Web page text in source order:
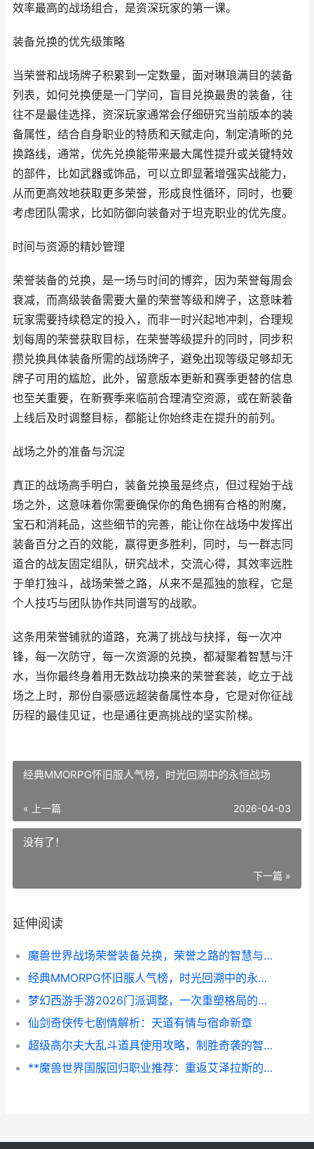
效率最高的战场组合，是资深玩家的第一课。
装备兑换的优先级策略
当荣誉和战场牌子积累到一定数量，面对琳琅满目的装备
列表，如何兑换便是一门学问，盲目兑换最贵的装备，往
往不是最佳选择，资深玩家通常会仔细研究当前版本的装
备属性，结合自身职业的特质和天赋走向，制定清晰的兑
换路线，通常，优先兑换能带来最大属性提升或关键特效
的部件，比如武器或饰品，可以立即显著增强实战能力，
从而更高效地获取更多荣誉，形成良性循环，同时，也要
考虑团队需求，比如防御向装备对于坦克职业的优先度。
时间与资源的精妙管理
荣誉装备的兑换，是一场与时间的博弈，因为荣誉每周会
衰减，而高级装备需要大量的荣誉等级和牌子，这意味着
玩家需要持续稳定的投入，而非一时兴起地冲刺，合理规
划每周的荣誉获取目标，在荣誉等级提升的同时，同步积
攒兑换具体装备所需的战场牌子，避免出现等级足够却无
牌子可用的尴尬，此外，留意版本更新和赛季更替的信息
也至关重要，在新赛季来临前合理清空资源，或在新装备
上线后及时调整目标，都能让你始终走在提升的前列。
战场之外的准备与沉淀
真正的战场高手明白，装备兑换虽是终点，但过程始于战
场之外，这意味着你需要确保你的角色拥有合格的附魔，
宝石和消耗品，这些细节的完善，能让你在战场中发挥出
装备百分之百的效能，赢得更多胜利，同时，与一群志同
道合的战友固定组队，研究战术，交流心得，其效率远胜
于单打独斗，战场荣誉之路，从来不是孤独的旅程，它是
个人技巧与团队协作共同谱写的战歌。
这条用荣誉铺就的道路，充满了挑战与抉择，每一次冲
锋，每一次防守，每一次资源的兑换，都凝聚着智慧与汗
水，当你最终身着用无数战功换来的荣誉套装，屹立于战
场之上时，那份自豪感远超装备属性本身，它是对你征战
历程的最佳见证，也是通往更高挑战的坚实阶梯。
经典MMORPG怀旧服人气榜，时光回溯中的永恒战场
« 上一篇 2026-04-03
没有了！
下一篇 »
延伸阅读
魔兽世界战场荣誉装备兑换，荣誉之路的智慧与激情副标题
经典MMORPG怀旧服人气榜，时光回溯中的永恒战场
梦幻西游手游2026门派调整，一次重塑格局的战术革命，副标题是平衡之道与未来战场的预演
仙剑奇侠传七剧情解析：天道有情与宿命新章
超级高尔夫大乱斗道具使用攻略，制胜奇袭的智慧博弈
**魔兽世界国服回归职业推荐：重返艾泽拉斯的明智之选**